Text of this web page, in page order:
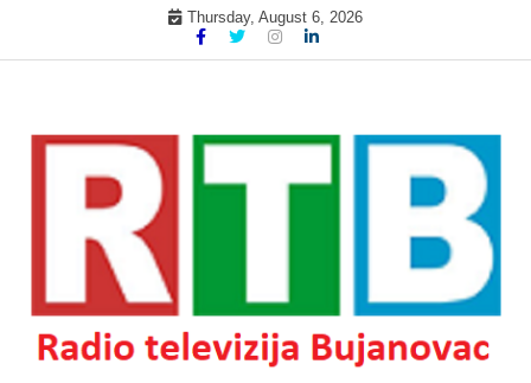
Thursday, August 6, 2026